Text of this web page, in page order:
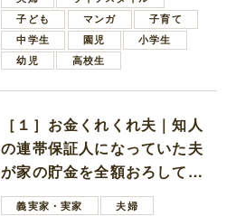
子ども
マンガ
子育て
中学生
園児
小学生
幼児
高校生
［１］お金くれくれ夫｜知人
の連帯保証人になっていた夫
が家の貯金を全額おろしてほ
しいと言ってきた
義実家・実家
夫婦